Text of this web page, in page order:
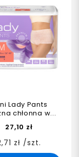
Lady Pants
chłonna w...
27,10 zł
zł /szt.